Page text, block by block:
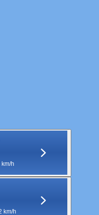
km/h
km/h